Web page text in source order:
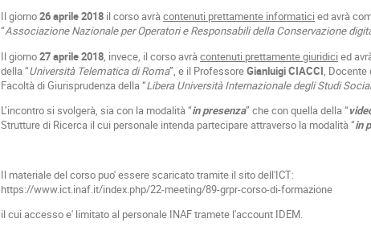
Il giorno26 aprile 2018 il corso avràcontenuti prettamente informaticied avrà
“Associazione Nazionale per Operatori e Responsabili della Conservazione
Il giorno27 aprile 2018 , invece, il corso avràcontenuti prettamente giuridicied
della “Università Telematica di Roma”, e il ProfessoreGianluigi CIACCI , Docente
Facoltà di Giurisprudenza della “Libera Università Internazionale degli Studi
L’incontro si svolgerà, sia con la modalità “in presenza” che con quella della “
Strutture di Ricerca il cui personale intenda partecipare attraverso la modalità “in
Il materiale del corso puo' essere scaricato tramite il sito dell'ICT:
https://www.ict.inaf.it/index.php/22-meeting/89-grpr-corso-di-formazione
il cui accesso e' limitato al personale INAF tramete l'account IDEM.